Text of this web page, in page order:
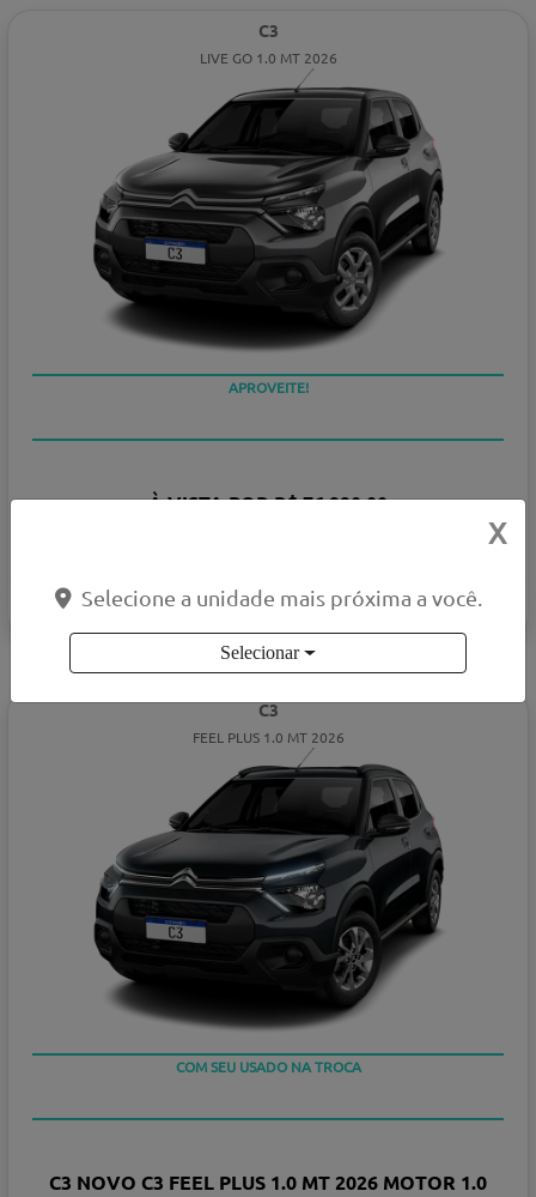
C3
LIVE GO 1.0 MT 2026
APROVEITE!
À VISTA POR R$ 76.990,00
C3
FEEL PLUS 1.0 MT 2026
COM SEU USADO NA TROCA
C3 NOVO C3 FEEL PLUS 1.0 MT 2026 MOTOR 1.0
X
Selecione a unidade mais próxima a você.
Selecionar